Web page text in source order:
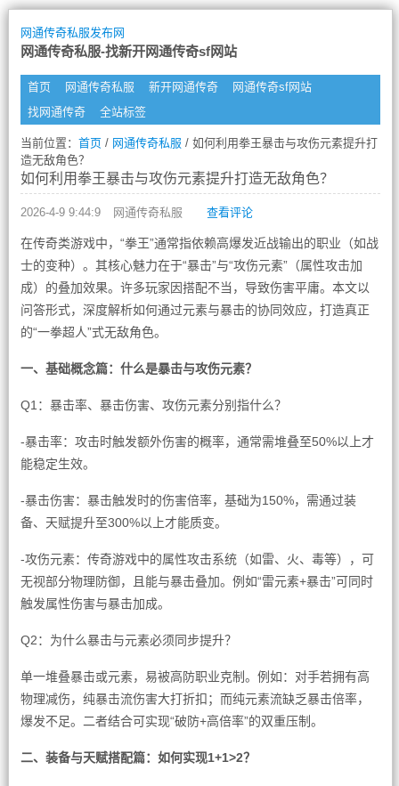
网通传奇私服发布网
网通传奇私服-找新开网通传奇sf网站
首页 网通传奇私服 新开网通传奇
网通传奇sf网站
找网通传奇
全站标签
当前位置： 首页/ 网通传奇私服 / 如何利用拳王暴击与攻伤元素提升打
造无敌角色？
如何利用拳王暴击与攻伤元素提升打造无敌角色？
2026-4-9 9:44:9 网通传奇私服 查看评论
在传奇类游戏中，“拳王”通常指依赖高爆发近战输出的职业（如战
士的变种）。其核心魅力在于“暴击”与“攻伤元素”（属性攻击加
成）的叠加效果。许多玩家因搭配不当，导致伤害平庸。本文以
问答形式，深度解析如何通过元素与暴击的协同效应，打造真正
的“一拳超人”式无敌角色。
一、基础概念篇：什么是暴击与攻伤元素？
Q1：暴击率、暴击伤害、攻伤元素分别指什么？
-暴击率：攻击时触发额外伤害的概率，通常需堆叠至50%以上才
能稳定生效。
-暴击伤害：暴击触发时的伤害倍率，基础为150%，需通过装
备、天赋提升至300%以上才能质变。
-攻伤元素：传奇游戏中的属性攻击系统（如雷、火、毒等），可
无视部分物理防御，且能与暴击叠加。例如“雷元素+暴击”可同时
触发属性伤害与暴击加成。
Q2：为什么暴击与元素必须同步提升？
单一堆叠暴击或元素，易被高防职业克制。例如：对手若拥有高
物理减伤，纯暴击流伤害大打折扣；而纯元素流缺乏暴击倍率，
爆发不足。二者结合可实现“破防+高倍率”的双重压制。
二、装备与天赋搭配篇：如何实现1+1>2？